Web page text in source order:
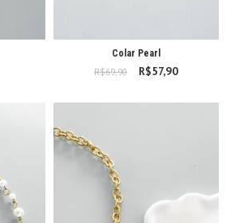
Colar Pearl
R$69,90
O preço original
R$57,90
R$57,90.